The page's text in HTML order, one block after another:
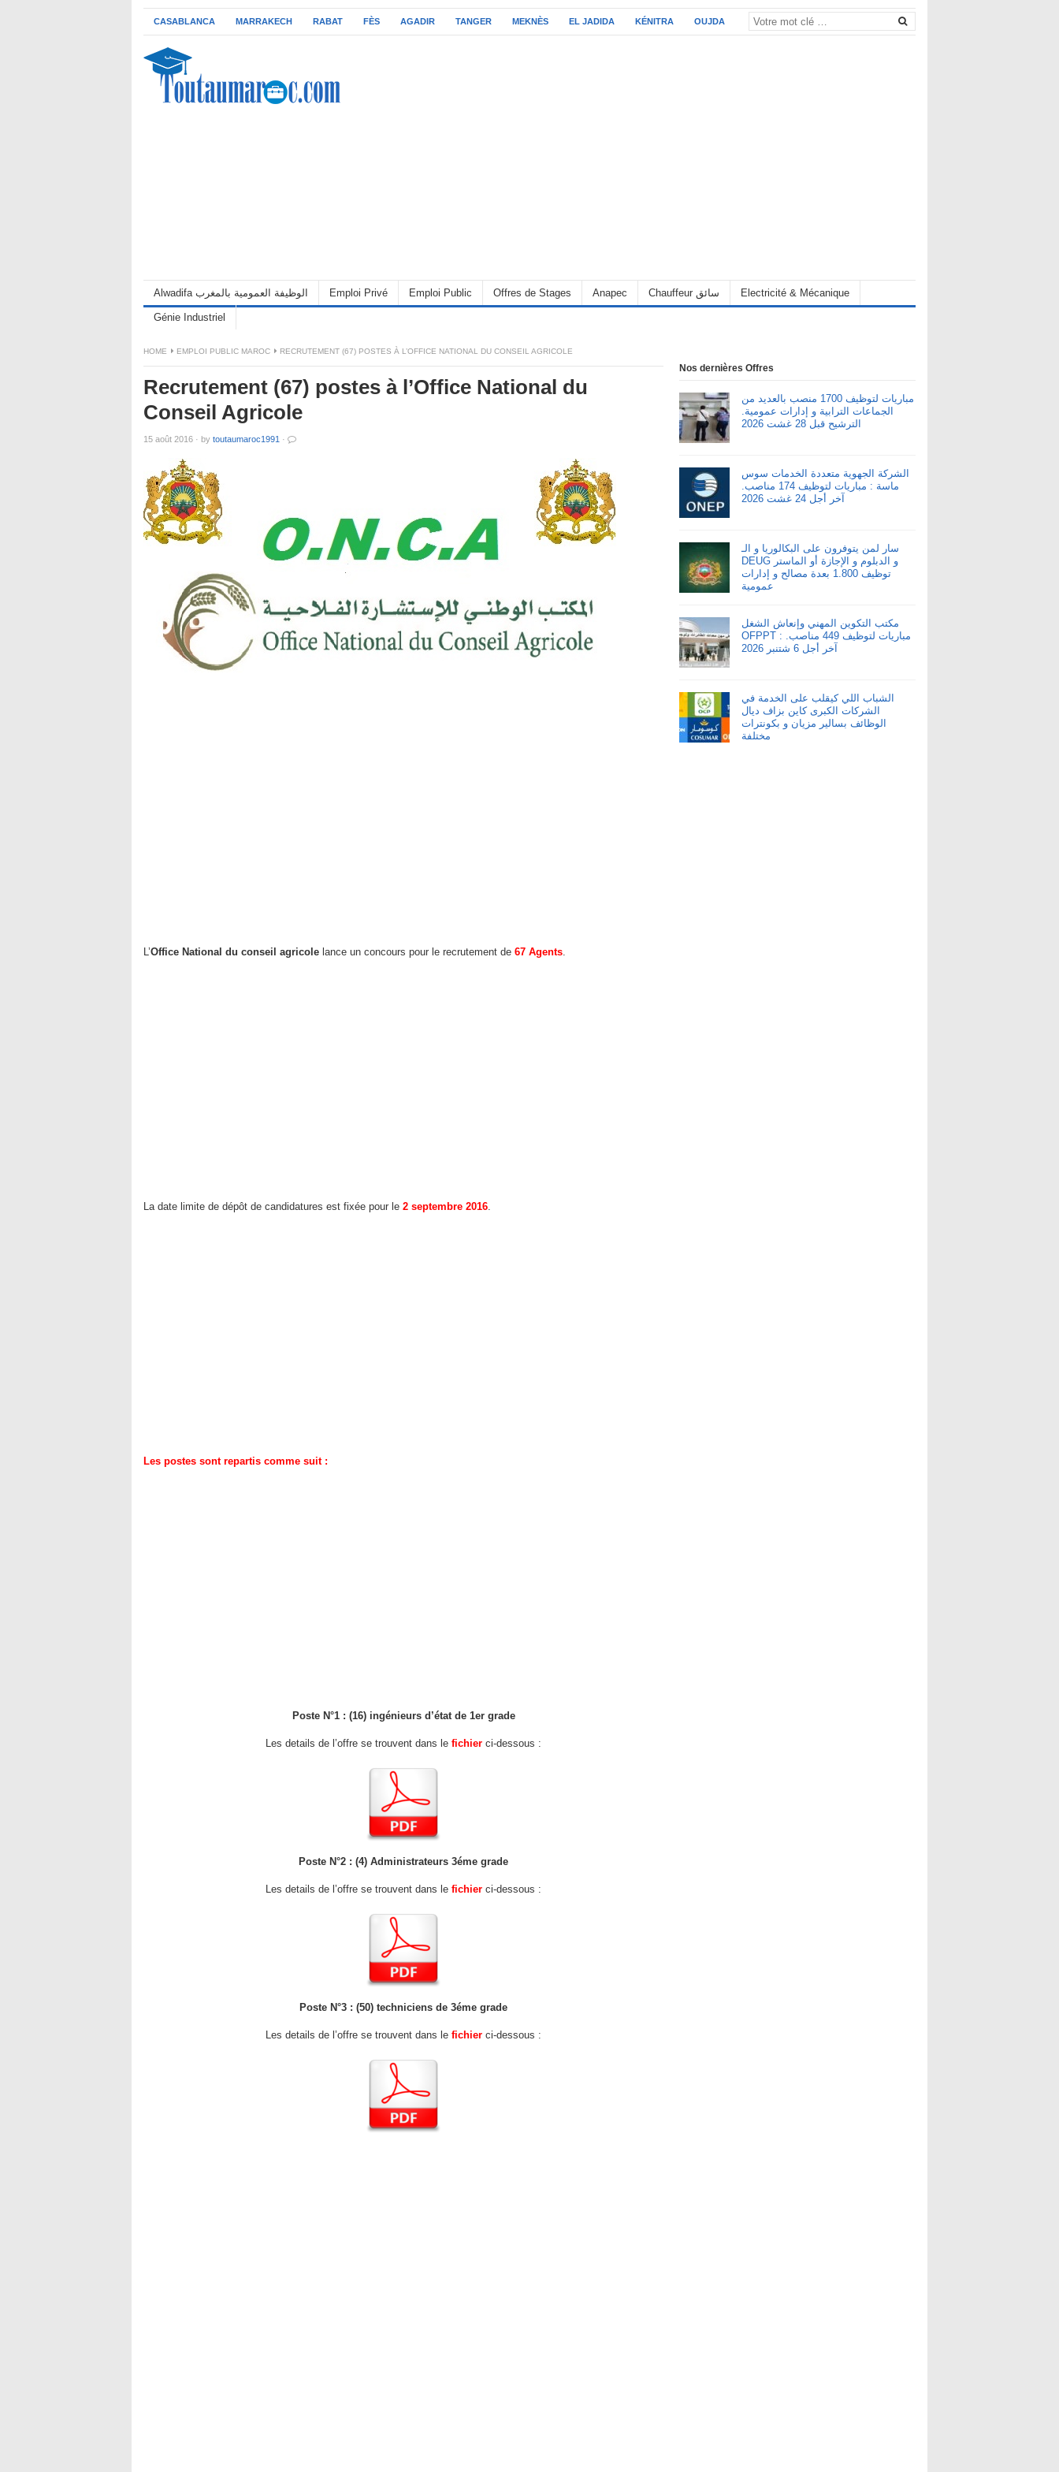
CASABLANCA MARRAKECH RABAT FÈS AGADIR TANGER MEKNÈS EL JADIDA KÉNITRA OUJDA
Alwadifa الوظيفة العمومية بالمغرب Emploi Privé Emploi Public Offres de Stages Anapec Chauffeur سائق Electricité & Mécanique
Génie Industriel
HOME EMPLOI PUBLIC MAROC RECRUTEMENT (67) POSTES À L’OFFICE NATIONAL DU CONSEIL AGRICOLE
Recrutement (67) postes à l’Office National du
Conseil Agricole
15 août 2016 · by toutaumaroc1991 ·
L’Office National du conseil agricole lance un concours pour le recrutement de 67 Agents.
La date limite de dépôt de candidatures est fixée pour le 2 septembre 2016.
Les postes sont repartis comme suit :
Poste N°1 : (16) ingénieurs d’état de 1er grade
Les details de l’offre se trouvent dans le fichier ci-dessous :
Poste N°2 : (4) Administrateurs 3éme grade
Les details de l’offre se trouvent dans le fichier ci-dessous :
Poste N°3 : (50) techniciens de 3éme grade
Les details de l’offre se trouvent dans le fichier ci-dessous :
Nos dernières Offres
مباريات لتوظيف 1700 منصب بالعديد من
الجماعات الترابية و إدارات عمومية.
الترشيح قبل 28 غشت 2026
الشركة الجهوية متعددة الخدمات سوس
ماسة : مباريات لتوظيف 174 مناصب.
آخر أجل 24 غشت 2026
سار لمن يتوفرون على البكالوريا و الـ
DEUG و الدبلوم و الإجازة أو الماستر
توظيف 1.800 بعدة مصالح و إدارات
عمومية
مكتب التكوين المهني وإنعاش الشغل
OFPPT : مباريات لتوظيف 449 مناصب.
آخر أجل 6 شتنبر 2026
الشباب اللي كيقلب على الخدمة في
الشركات الكبرى كاين بزاف ديال
الوظائف بسالير مزيان و بكونترات
مختلفة